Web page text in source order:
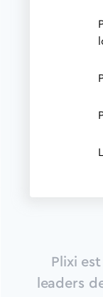
Plixi
leaders